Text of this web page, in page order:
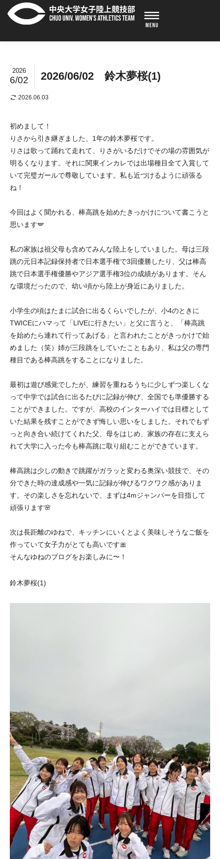
2026/06/02 鈴木夢桜(1)
2026
6/02
2026.06.03
初めまして！
りさから引き継ぎました、1年の鈴木夢桜です。
りさは歌って踊れて走れて、りさがいるだけでその場の雰囲気が
明るくなります。それに関東インカレでは出場種目全て入賞して
いて完璧ガールで尊敬しています。私も近づけるように頑張る
ね！
今回はよく聞かれる、棒高跳を始めたきっかけについて書こうと
思います🪽
私の家族は祖父母も含めてみんな陸上をしていました。母は三段
跳の元日本記録保持者で日本選手権で3回優勝したり、父は棒高
跳で日本選手権優勝やアジア選手権3位の成績があります。そん
な環境だったので、幼い頃から陸上が身近にありました。
小学生の頃はたまに試合に出るくらいでしたが、小4のときに
TWICEにハマって「LIVEに行きたい」と父に言うと、「棒高跳
を始めたら連れて行ってあげる」と言われたことがきっかけで始
めました（笑）姉が三段跳をしていたこともあり、私は父の専門
種目である棒高跳をすることになりました。
最初は遊び感覚でしたが、練習を重ねるうちに少しずつ楽しくな
って中学では試合に出るたびに記録が伸び、全国でも準優勝する
ことができました。ですが、高校のインターハイでは目標として
いた結果を残すことができず悔しい思いをしました。それでもず
っと向き合い続けてくれた父、母をはじめ、家族の存在に支えら
れて大学に入った今も棒高跳に取り組むことができています。
棒高跳は少しの動きで跳躍がガラッと変わる奥深い競技で、その
分できた時の達成感や一気に記録が伸びるワクワク感がありま
す。その楽しさを忘れないで、まずは4mジャンパーを目指して
頑張ります🌸
次は長距離のゆねで、キッチンにいくとよく美味しそうなご飯を
作っていて女子力がとても高いです🎀
そんなゆねのブログをお楽しみに〜！
鈴木夢桜(1)